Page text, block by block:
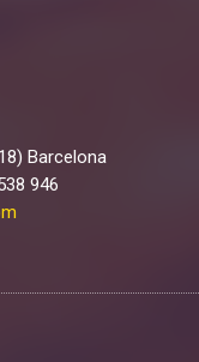
Barcelona
946